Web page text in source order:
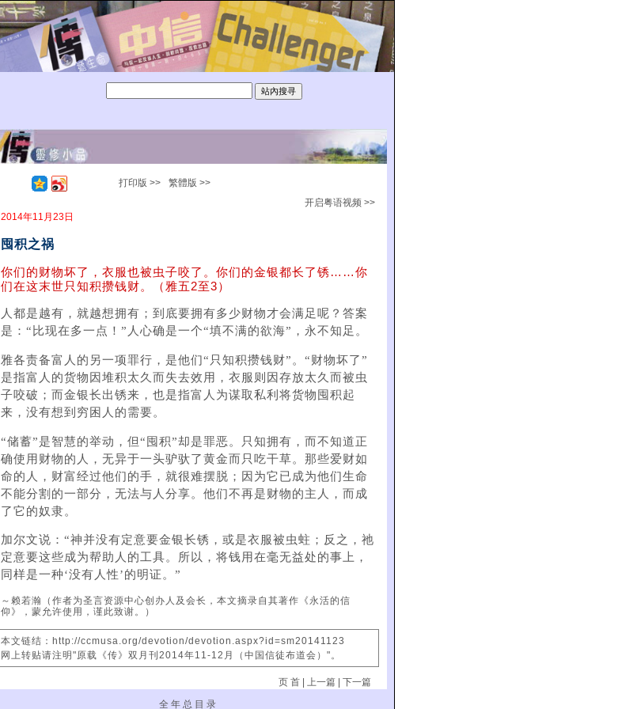
打印版 >>
繁體版 >>
开启粤语视频 >>
2014年11月23日
囤积之祸
你们的财物坏了，衣服也被虫子咬了。你们的金银都长了锈……你
们在这末世只知积攒钱财。（雅五2至3）
人都是越有，就越想拥有；到底要拥有多少财物才会满足呢？答案
是：“比现在多一点！”人心确是一个“填不满的欲海”，永不知足。
雅各责备富人的另一项罪行，是他们“只知积攒钱财”。“财物坏了”
是指富人的货物因堆积太久而失去效用，衣服则因存放太久而被虫
子咬破；而金银长出锈来，也是指富人为谋取私利将货物囤积起
来，没有想到穷困人的需要。
“储蓄”是智慧的举动，但“囤积”却是罪恶。只知拥有，而不知道正
确使用财物的人，无异于一头驴驮了黄金而只吃干草。那些爱财如
命的人，财富经过他们的手，就很难摆脱；因为它已成为他们生命
不能分割的一部分，无法与人分享。他们不再是财物的主人，而成
了它的奴隶。
加尔文说：“神并没有定意要金银长锈，或是衣服被虫蛀；反之，祂
定意要这些成为帮助人的工具。所以，将钱用在毫无益处的事上，
同样是一种‘没有人性’的明证。”
～赖若瀚（作者为圣言资源中心创办人及会长，本文摘录自其著作《永活的信
仰》，蒙允许使用，谨此致谢。）
本文链结：http://ccmusa.org/devotion/devotion.aspx?id=sm20141123
网上转贴请注明"原载《传》双月刊2014年11-12月（中国信徒布道会）"。
页 首 |上一篇 |下一篇
全 年 总 目 录